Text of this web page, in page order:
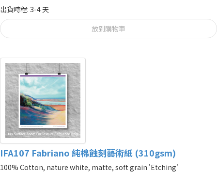
出貨時程: 3-4 天
放到購物車
IFA107 Fabriano 純棉蝕刻藝術紙 (310gsm)
100% Cotton, nature white, matte, soft grain 'Etching'